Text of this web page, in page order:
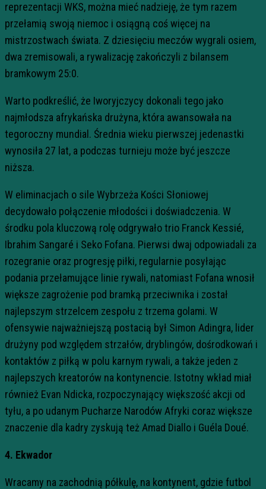
reprezentacji WKS, można mieć nadzieję, że tym razem
przełamią swoją niemoc i osiągną coś więcej na
mistrzostwach świata. Z dziesięciu meczów wygrali osiem,
dwa zremisowali, a rywalizację zakończyli z bilansem
bramkowym 25:0.
Warto podkreślić, że Iworyjczycy dokonali tego jako
najmłodsza afrykańska drużyna, która awansowała na
tegoroczny mundial. Średnia wieku pierwszej jedenastki
wynosiła 27 lat, a podczas turnieju może być jeszcze
niższa.
W eliminacjach o sile Wybrzeża Kości Słoniowej
decydowało połączenie młodości i doświadczenia. W
środku pola kluczową rolę odgrywało trio Franck Kessié,
Ibrahim Sangaré i Seko Fofana. Pierwsi dwaj odpowiadali za
rozegranie oraz progresję piłki, regularnie posyłając
podania przełamujące linie rywali, natomiast Fofana wnosił
większe zagrożenie pod bramką przeciwnika i został
najlepszym strzelcem zespołu z trzema golami. W
ofensywie najważniejszą postacią był Simon Adingra, lider
drużyny pod względem strzałów, dryblingów, dośrodkowań i
kontaktów z piłką w polu karnym rywali, a także jeden z
najlepszych kreatorów na kontynencie. Istotny wkład miał
również Evan Ndicka, rozpoczynający większość akcji od
tyłu, a po udanym Pucharze Narodów Afryki coraz większe
znaczenie dla kadry zyskują też Amad Diallo i Guéla Doué.
4. Ekwador
Wracamy na zachodnią półkulę, na kontynent, gdzie futbol